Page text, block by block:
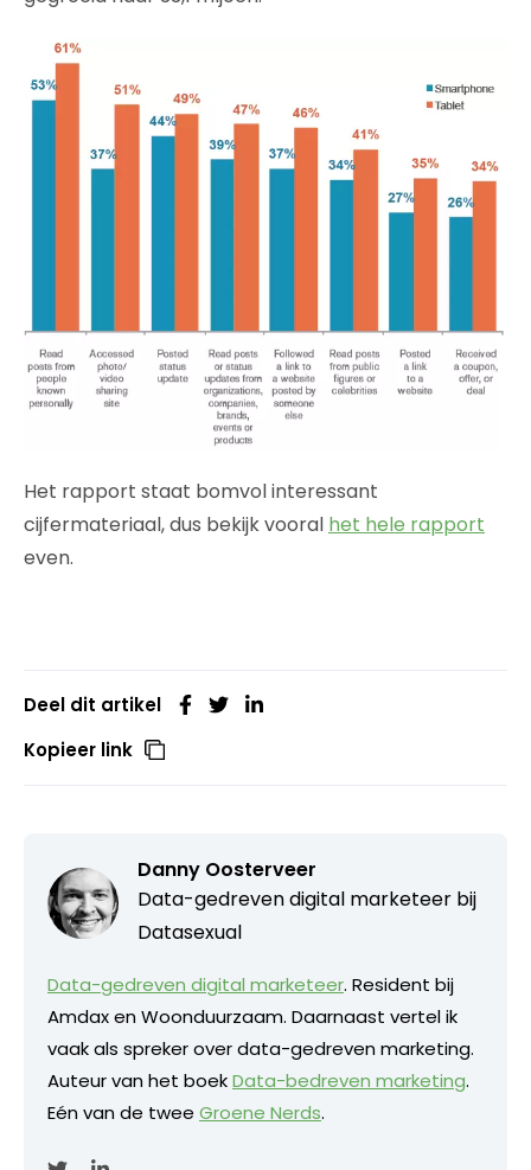
Het rapport staat bomvol interessant
cijfermateriaal, dus bekijk vooral het hele rapport
even.
Deel dit artikel
Kopieer link
Danny Oosterveer
Data-gedreven digital marketeer bij
Datasexual
Data-gedreven digital marketeer. Resident bij
Amdax en Woonduurzaam. Daarnaast vertel ik
vaak als spreker over data-gedreven marketing.
Auteur van het boekData-bedreven marketing.
Eén van de twee Groene Nerds.